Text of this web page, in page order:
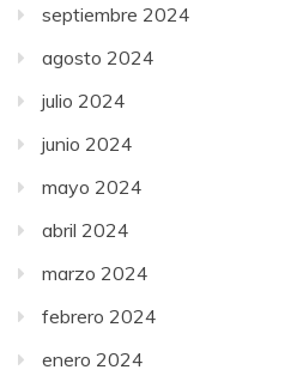
septiembre 2024
agosto 2024
julio 2024
junio 2024
mayo 2024
abril 2024
marzo 2024
febrero 2024
enero 2024